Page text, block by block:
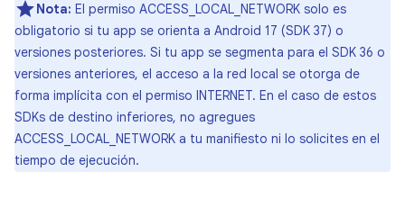
Nota: El permiso ACCESS_LOCAL_NETWORK solo es
obligatorio si tu app se orienta a Android 17 (SDK 37) o
versiones posteriores. Si tu app se segmenta para el SDK 36 o
versiones anteriores, el acceso a la red local se otorga de
forma implícita con el permiso INTERNET. En el caso de estos
SDKs de destino inferiores, no agregues
ACCESS_LOCAL_NETWORK a tu manifiesto ni lo solicites en el
tiempo de ejecución.